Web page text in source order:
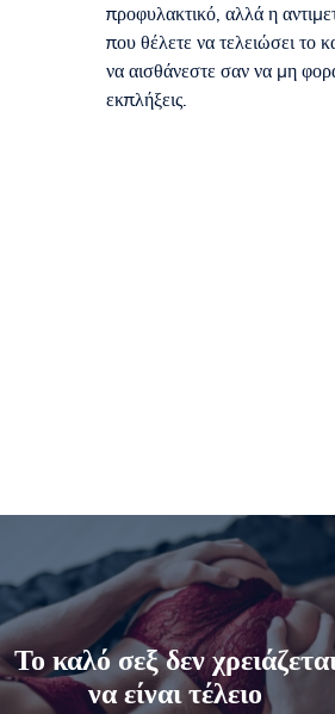
προφυλακτικό, αλλά η
που θέλετε να τελειώσει το
να αισθάνεστε σαν να μη
εκπλήξεις.
Το καλό σεξ δεν
να είναι τέλειο